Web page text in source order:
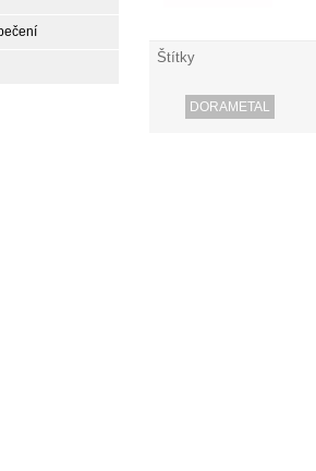
Štítky
DORAMETAL